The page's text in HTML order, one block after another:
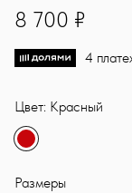
8700
8 700 ₽
4
Цвет: Красный
Размеры